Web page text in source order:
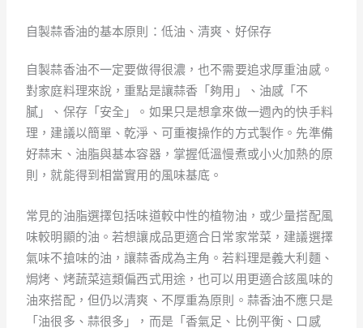
自製蒜香油的基本原則：低油、清爽、好保存
自製蒜香油不一定要做得很濃，也不需要追求厚重油感。
對家庭料理來說，重點是讓蒜香「夠用」、油感「不
膩」、保存「安全」。如果只是想拿來做一週內的快手料
理，建議以簡單、乾淨、可重複操作的方式製作。先準備
好蒜末、油脂與基本容器，掌握低溫慢煮或小火加熱的原
則，就能得到相當實用的風味基底。
常見的油脂選擇包括味道較中性的植物油，或少量搭配風
味較明顯的油。若想讓成品更適合日常家常菜，建議選擇
氣味不搶味的油，讓蒜香成為主角。若料理是義大利麵、
焗烤、烤蔬菜這類偏西式用途，也可以用更適合該風味的
油來搭配，但仍以清爽、不厚重為原則。蒜香油不應只是
「油很多、蒜很多」，而是「香氣足、比例平衡、口感